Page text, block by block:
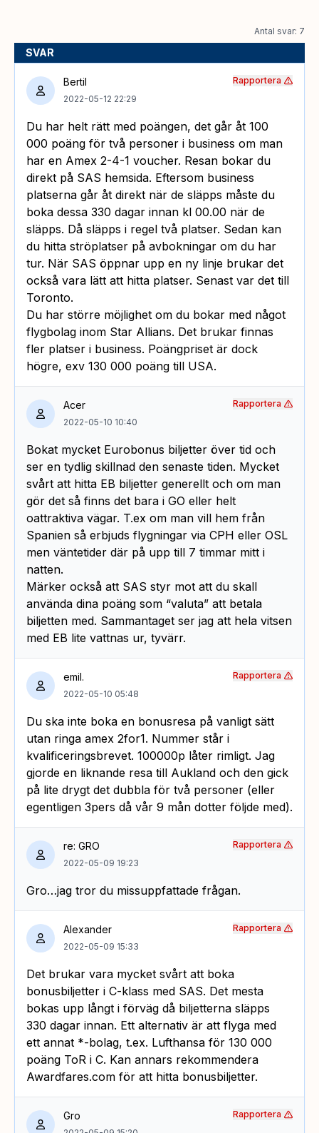
Antal svar: 7
SVAR
Bertil
2022-05-12 22:29
Du har helt rätt med poängen, det går åt 100
000 poäng för två personer i business om man
har en Amex 2-4-1 voucher. Resan bokar du
direkt på SAS hemsida. Eftersom business
platserna går åt direkt när de släpps måste du
boka dessa 330 dagar innan kl 00.00 när de
släpps. Då släpps i regel två platser. Sedan kan
du hitta ströplatser på avbokningar om du har
tur. När SAS öppnar upp en ny linje brukar det
också vara lätt att hitta platser. Senast var det till
Toronto.
Du har större möjlighet om du bokar med något
flygbolag inom Star Allians. Det brukar finnas
fler platser i business. Poängpriset är dock
högre, exv 130 000 poäng till USA.
Rapportera
Acer
2022-05-10 10:40
Bokat mycket Eurobonus biljetter över tid och
ser en tydlig skillnad den senaste tiden. Mycket
svårt att hitta EB biljetter generellt och om man
gör det så finns det bara i GO eller helt
oattraktiva vägar. T.ex om man vill hem från
Spanien så erbjuds flygningar via CPH eller OSL
men väntetider där på upp till 7 timmar mitt i
natten.
Märker också att SAS styr mot att du skall
använda dina poäng som “valuta” att betala
biljetten med. Sammantaget ser jag att hela vitsen
med EB lite vattnas ur, tyvärr.
Rapportera
emil.
2022-05-10 05:48
Du ska inte boka en bonusresa på vanligt sätt
utan ringa amex 2for1. Nummer står i
kvalificeringsbrevet. 100000p låter rimligt. Jag
gjorde en liknande resa till Aukland och den gick
på lite drygt det dubbla för två personer (eller
egentligen 3pers då vår 9 mån dotter följde med).
Rapportera
re: GRO
2022-05-09 19:23
Gro…jag tror du missuppfattade frågan.
Rapportera
Alexander
2022-05-09 15:33
Det brukar vara mycket svårt att boka
bonusbiljetter i C-klass med SAS. Det mesta
bokas upp långt i förväg då biljetterna släpps
330 dagar innan. Ett alternativ är att flyga med
ett annat *-bolag, t.ex. Lufthansa för 130 000
poäng ToR i C. Kan annars rekommendera
Awardfares.com för att hitta bonusbiljetter.
Rapportera
Gro Rapportera